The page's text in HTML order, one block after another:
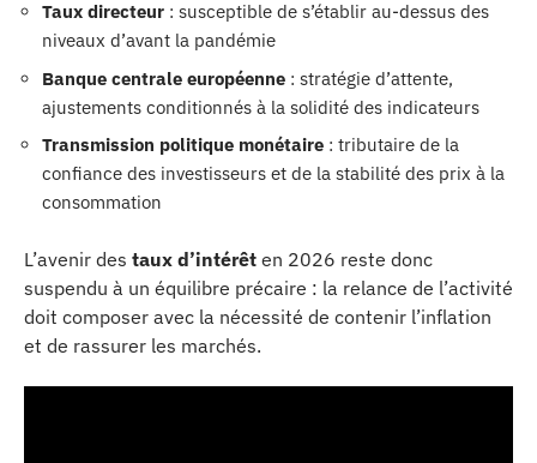
Taux directeur : susceptible de s’établir au-dessus des
niveaux d’avant la pandémie
Banque centrale européenne : stratégie d’attente,
ajustements conditionnés à la solidité des indicateurs
Transmission politique monétaire : tributaire de la
confiance des investisseurs et de la stabilité des prix à la
consommation
L’avenir des taux d’intérêt en 2026 reste donc
suspendu à un équilibre précaire : la relance de l’activité
doit composer avec la nécessité de contenir l’inflation
et de rassurer les marchés.